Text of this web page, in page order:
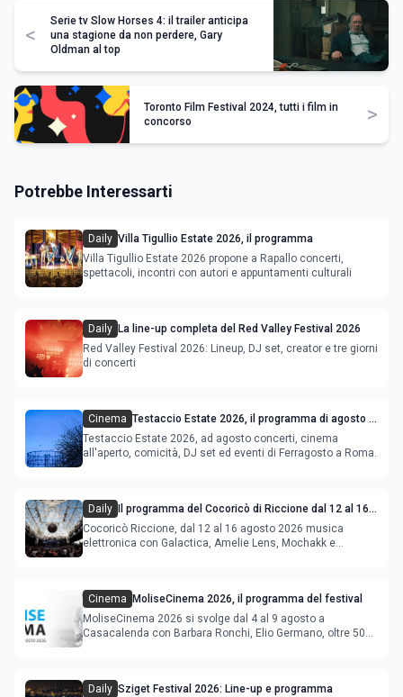
<
Serie tv Slow Horses 4: il trailer anticipa
una stagione da non perdere, Gary
Oldman al top
Toronto Film Festival 2024, tutti i film in
concorso
>
Potrebbe Interessarti
Daily Villa Tigullio Estate 2026, il programma
Villa Tigullio Estate 2026 propone a Rapallo concerti,
spettacoli, incontri con autori e appuntamenti culturali
Daily La line-up completa del Red Valley Festival 2026
Red Valley Festival 2026: Lineup, DJ set, creator e tre giorni
di concerti
Cinema Testaccio Estate 2026, il programma di agosto e
Ferragosto
Testaccio Estate 2026, ad agosto concerti, cinema
all'aperto, comicità, DJ set ed eventi di Ferragosto a Roma.
Daily
Il programma del Cocoricò di Riccione dal 12 al 16
agosto 2026
Cocoricò Riccione, dal 12 al 16 agosto 2026 musica
elettronica con Galactica, Amelie Lens, Mochakk e
Cinema
MoliseCinema 2026, il programma del festival
MoliseCinema 2026 si svolge dal 4 al 9 agosto a
Casacalenda con Barbara Ronchi, Elio Germano, oltre 50
Daily Sziget Festival 2026: Line-up e programma